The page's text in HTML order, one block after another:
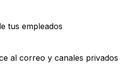
tus empleados
al correo y canales privados